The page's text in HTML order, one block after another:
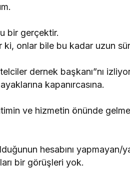
bir gerçektir.
ki, onlar bile bu kadar uzun
dernek başkanı”nı
kapanırcasına.
ve hizmetin önünde
hesabını yapmayan/
bir görüşleri yok.